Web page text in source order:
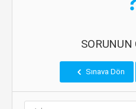
SORUNUN
Sınava Dön